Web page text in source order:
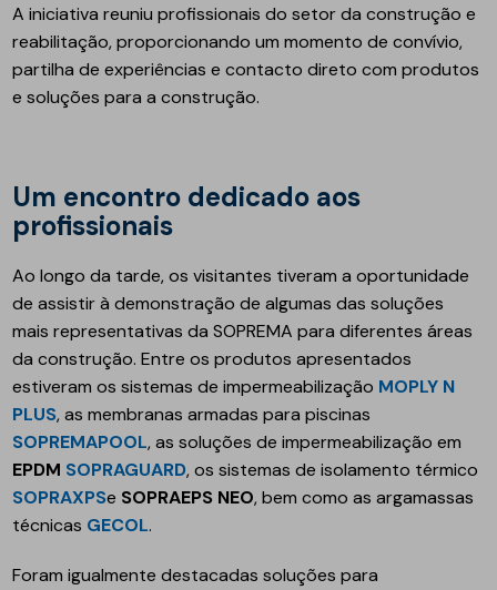
A iniciativa reuniu profissionais do setor da construção e
reabilitação, proporcionando um momento de convívio,
partilha de experiências e contacto direto com produtos
e soluções para a construção.
Um encontro dedicado aos
profissionais
Ao longo da tarde, os visitantes tiveram a oportunidade
de assistir à demonstração de algumas das soluções
mais representativas da SOPREMA para diferentes áreas
da construção. Entre os produtos apresentados
estiveram os sistemas de impermeabilização MOPLY N
PLUS, as membranas armadas para piscinas
SOPREMAPOOL, as soluções de impermeabilização em
EPDM SOPRAGUARD, os sistemas de isolamento térmico
SOPRAXPSe SOPRAEPS NEO, bem como as argamassas
técnicas GECOL.
Foram igualmente destacadas soluções para